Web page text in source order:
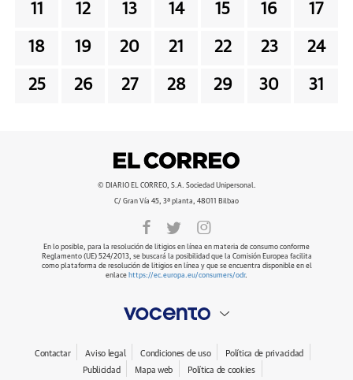
11 12 13 14 15 16 17
18 19 20 21 22 23 24
25 26 27 28 29 30 31
© DIARIO EL CORREO, S.A. Sociedad Unipersonal.
C/ Gran Vía 45, 3ª planta, 48011 Bilbao
En lo posible, para la resolución de litigios en línea en materia de consumo conforme
Reglamento (UE) 524/2013, se buscará la posibilidad que la Comisión Europea facilita
como plataforma de resolución de litigios en línea y que se encuentra disponible en el
enlace https://ec.europa.eu/consumers/odr.
Contactar Aviso legal Condiciones de uso
Política de privacidad
Publicidad
Mapa web Política de cookies